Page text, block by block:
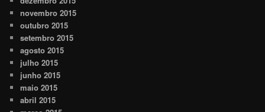
novembro 2015
outubro 2015
setembro 2015
agosto 2015
julho 2015
junho 2015
maio 2015
abril 2015